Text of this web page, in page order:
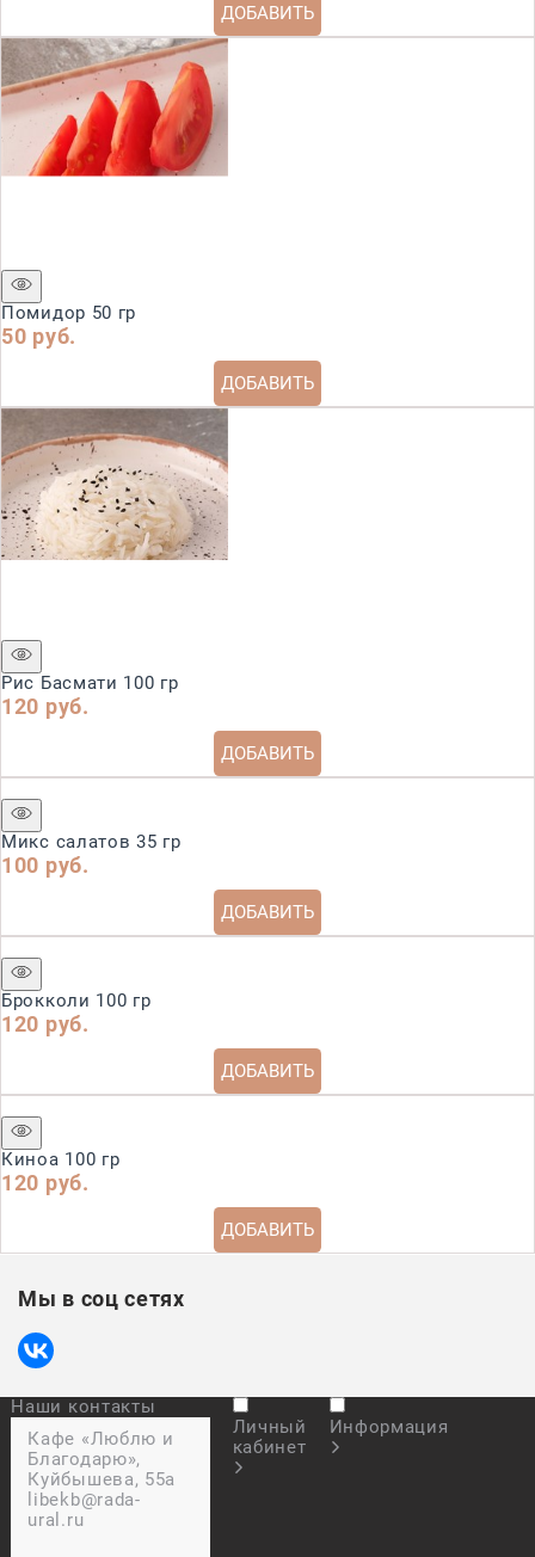
ДОБАВИТЬ
Помидор 50 гр
50 руб.
ДОБАВИТЬ
Рис Басмати 100 гр
120 руб.
ДОБАВИТЬ
Микс салатов 35 гр
100 руб.
ДОБАВИТЬ
Брокколи 100 гр
120 руб.
ДОБАВИТЬ
Киноа 100 гр
120 руб.
ДОБАВИТЬ
Мы в соц сетях
Наши контакты
Кафе «Люблю и
Благодарю»,
Куйбышева, 55а
libekb@rada-
ural.ru
Личный
кабинет
Информация